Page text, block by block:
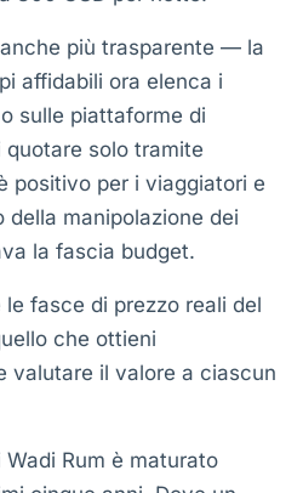
più trasparente — la
affidabili ora elenca i
sulle piattaforme di
solo tramite
positivo per i viaggiatori e
della manipolazione dei
la fascia budget.
fasce di prezzo reali del
che ottieni
valutare il valore a ciascun
Rum è maturato